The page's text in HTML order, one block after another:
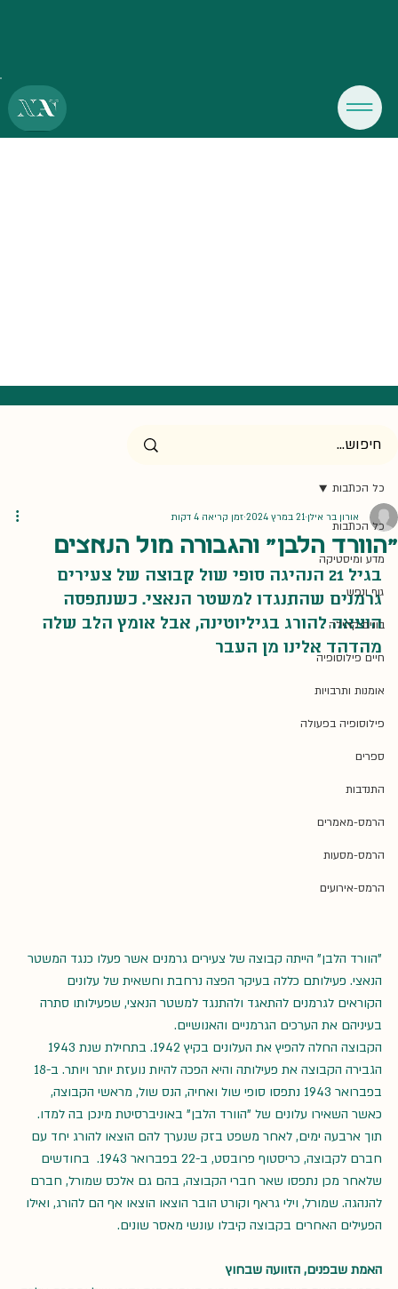
כל הכתבות
מדע ומיסטיקה
גוף ונפש
בונים קהילה
חיים פילוסופיה
אומנות ותרבויות
פילוסופיה בפעולה
ספרים
התנדבות
הרמס-מאמרים
הרמס-מסעות
הרמס-אירועים
כל הכתבות
"הוורד הלבן" והגבורה מול הנאצים
אורון בר אילן 21 במרץ 2024 זמן קריאה 4 דקות
בגיל 21 הנהיגה סופי שול קבוצה של צעירים
גרמנים שהתנגדו למשטר הנאצי. כשנתפסה
הוצאה להורג בגיליוטינה, אבל אומץ הלב שלה
מהדהד אלינו מן העבר
"הוורד הלבן" הייתה קבוצה של צעירים גרמנים אשר פעלו כנגד המשטר
הנאצי. פעילותם כללה בעיקר הפצה נרחבת וחשאית של עלונים
הקוראים לגרמנים להתאגד ולהתנגד למשטר הנאצי, שפעילותו סתרה
בעיניהם את הערכים הגרמניים והאנושיים.
בפברואר 1943 נתפסו סופי שול ואחיה, הנס שול, מראשי הקבוצה,
כאשר השאירו עלונים של "הוורד הלבן" באוניברסיטת מינכן בה למדו.
תוך ארבעה ימים, לאחר משפט בזק שנערך להם הוצאו להורג יחד עם
חברם לקבוצה, כריסטוף פרובסט, ב-22 בפברואר 1943.  בחודשים
שלאחר מכן נתפסו שאר חברי הקבוצה, בהם גם אלכס שמורל, חברם
להנהגה. שמורל, וילי גראף וקורט הובר הוצאו הוצאו אף הם להורג, ואילו
הפעילים האחרים בקבוצה קיבלו עונשי מאסר שונים.
האמת שבפנים, הזוועה שבחוץ